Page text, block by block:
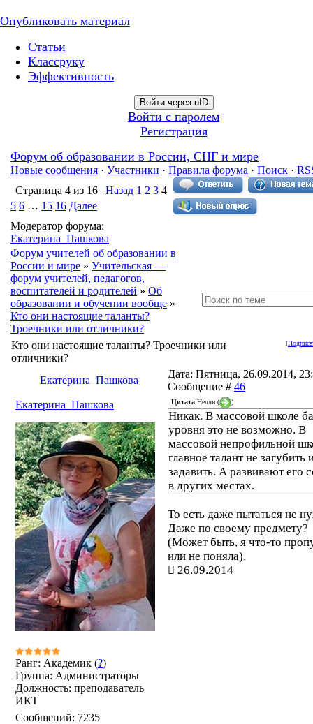
Опубликовать материал
Статьи
Классруку
Эффективность
Войти через uID
Войти с паролем
Регистрация
Форум об образовании в России, СНГ и мире
Новые сообщения · Участники · Правила форума · Поиск ·
Страница 4 из 16 Назад 1 2 3 4
5 6 … 15 16 Далее
Модератор форума:
Екатерина_Пашкова
Форум учителей об образовании в
России и мире » Учительская —
форум учителей, педагогов,
воспитателей и родителей » Об
образовании и обучении вообще »
Кто они настоящие таланты?
Троечники или отличники?
[
Кто они настоящие таланты? Троечники или
отличники?
Екатерина_Пашкова
Дата: Пятница, 26.09.2014,
Сообщение # 46
Екатерина_Пашкова
Ранг: Академик (?)
Группа: Администраторы
Должность: преподаватель
ИКТ
Сообщений: 7235
Цитата Нелли ( )
Никак. В массовой школе
уровня это не возможно. В
массовой непрофильной
главное талант не загубить
задавить. А развивают его
в других местах.
То есть даже пытаться не
Даже по своему предмету?
(Может быть, я что-то
или не поняла).
26.09.2014